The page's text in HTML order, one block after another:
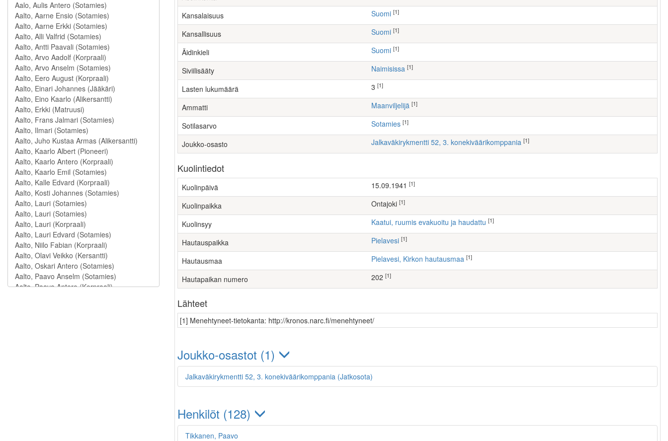
Kansalaisuus Suomi [1]
Kansallisuus Suomi [1]
Äidinkieli Suomi [1]
Siviilisääty Naimisissa [1]
Lasten lukumäärä [1]
Ammatti maanviljelijä [1]
Sotilasarvo Sotamies [1]
Joukko-osasto Jalkaväkirykmentti 52, 3. konekiväärikomppania [1]
Kuolintiedot
Kuolinpäivä 15.09.1941 [1]
Kuolinpaikka Ontajoki [1]
Kuolinsyy Kaatui, ruumis evakuoitu ja haudattu [1]
Hautauspaikka Pielavesi [1]
Hautausmaa Pielavesi, Kirkon hautausmaa [1]
Hautapaikan numero 202 [1]
Lähteet
[1] Menehtyneet-tietokanta: http://kronos.narc.fi/menehtyneet/
Joukko-osastot (1)
Jalkaväkirykmentti 52, 3. konekiväärikomppania (Jatkosota)
Henkilöt (128)
Tikkanen, Paavo